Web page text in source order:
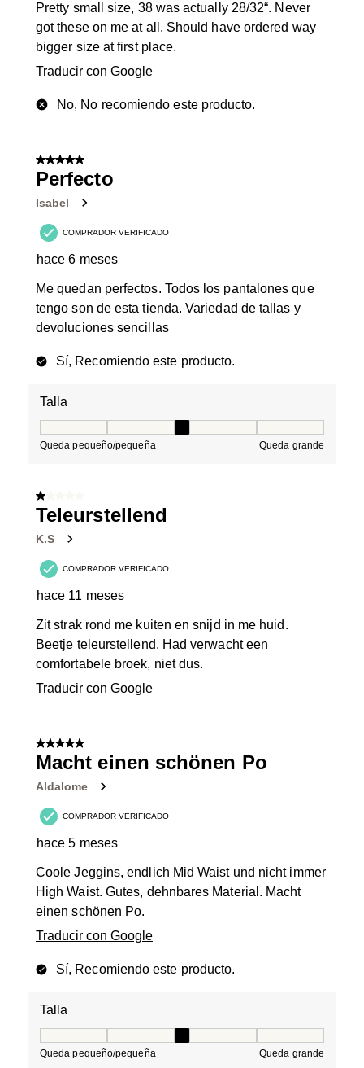
Pretty small size, 38 was actually 28/32“. Never
got these on me at all. Should have ordered way
bigger size at first place.
Traducir con Google
No, No recomiendo este producto.
5 de 5 estrellas.
Perfecto
Isabel
COMPRADOR VERIFICADO
hace 6 meses
Me quedan perfectos. Todos los pantalones que
tengo son de esta tienda. Variedad de tallas y
devoluciones sencillas
Sí, Recomiendo este producto.
Talla
Queda pequeño/pequeña Queda grande
1 de 5 estrellas.
Teleurstellend
K.S
COMPRADOR VERIFICADO
hace 11 meses
Zit strak rond me kuiten en snijd in me huid.
Beetje teleurstellend. Had verwacht een
comfortabele broek, niet dus.
Traducir con Google
5 de 5 estrellas.
Macht einen schönen Po
Aldalome
COMPRADOR VERIFICADO
hace 5 meses
Coole Jeggins, endlich Mid Waist und nicht immer
High Waist. Gutes, dehnbares Material. Macht
einen schönen Po.
Traducir con Google
Sí, Recomiendo este producto.
Talla
Queda pequeño/pequeña Queda grande